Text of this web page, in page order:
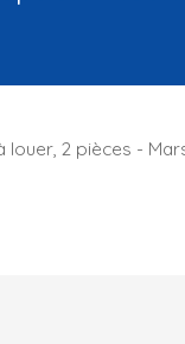
2 pièces -